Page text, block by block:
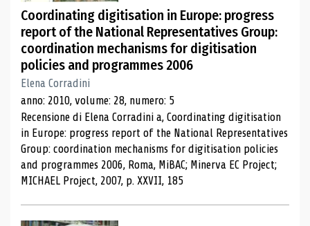
Coordinating digitisation in Europe: progress
report of the National Representatives Group:
coordination mechanisms for digitisation
policies and programmes 2006
Elena Corradini
anno: 2010, volume: 28, numero: 5
Recensione di Elena Corradini a, Coordinating digitisation
in Europe: progress report of the National Representatives
Group: coordination mechanisms for digitisation policies
and programmes 2006, Roma, MiBAC; Minerva EC Project;
MICHAEL Project, 2007, p. XXVII, 185